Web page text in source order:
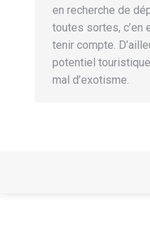
en recherche de
toutes sortes, c’en
tenir compte.
potentiel
mal d’exotisme.